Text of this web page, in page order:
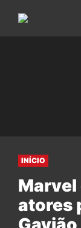
INÍCIO
atores